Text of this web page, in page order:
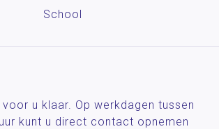
School
u klaar. Op werkdagen tussen
kunt u direct contact opnemen